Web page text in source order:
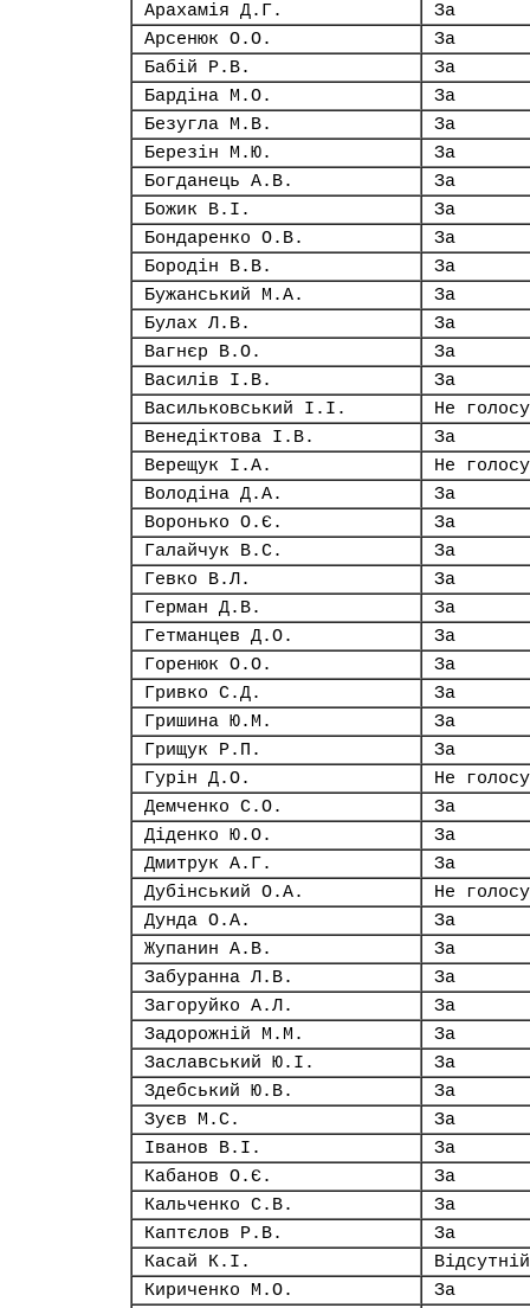
Арахамія Д.Г.
За
Арсенюк О.О.
За
Бабій Р.В.
За
Бардіна М.О.
За
Безугла М.В.
За
Березін М.Ю.
За
Богданець А.В.
За
Божик В.І.
За
Бондаренко О.В.
За
Бородін В.В.
За
Бужанський М.А.
За
Булах Л.В.
За
Вагнєр В.О.
За
Василів І.В.
За
Васильковський І.І.
Не
Венедіктова І.В.
За
Верещук І.А.
Не
Володіна Д.А.
За
Воронько О.Є.
За
Галайчук В.С.
За
Гевко В.Л.
За
Герман Д.В.
За
Гетманцев Д.О.
За
Горенюк О.О.
За
Гривко С.Д.
За
Гришина Ю.М.
За
Грищук Р.П.
За
Гурін Д.О.
Не
Демченко С.О.
За
Діденко Ю.О.
За
Дмитрук А.Г.
За
Дубінський О.А.
Не
Дунда О.А.
За
Жупанин А.В.
За
Забуранна Л.В.
За
Загоруйко А.Л.
За
Задорожній М.М.
За
Заславський Ю.І.
За
Здебський Ю.В.
За
Зуєв М.С.
За
Іванов В.І.
За
Кабанов О.Є.
За
Кальченко С.В.
За
Каптєлов Р.В.
За
Касай К.І.
Відсутній
Кириченко М.О.
За